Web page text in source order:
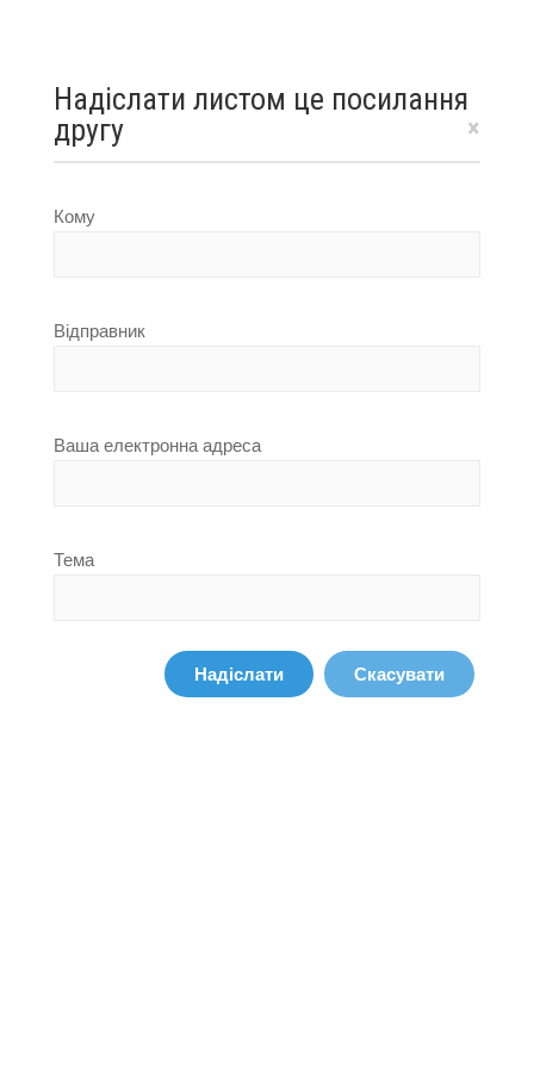
Надіслати листом це посилання
другу
×
Кому
Відправник
Ваша електронна адреса
Тема
Надіслати Скасувати